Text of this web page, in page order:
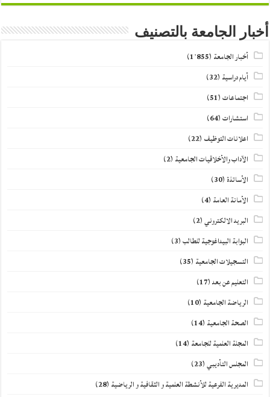
أخبار الجامعة بالتصنيف
أخبار الجامعة (1٬855)
أيام دراسية (32)
اجتماعات(51)
استشارات(64)
اعلانات التوظيف (22)
الآداب والأخلاقيات الجامعية (2)
الأساتذة(30)
الأمانة العامة (4)
البريد الالكتروني(2)
البوابة البيداغوجية للطالب(3)
التسجيلات الجامعية (35)
التعليم عن بعد(17)
الرياضة الجامعية (10)
الصحة الجامعية (14)
المجلة العلمية للجامعة (14)
المجلس التأديبي(23)
المديرية الفرعية للأنشطة العلمية و الثقافية و الرياضية (28)